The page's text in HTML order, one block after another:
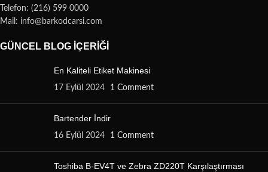
Telefon: (216) 599 0000
Mail: info@barkodcarsi.com
GÜNCEL BLOG İÇERIĞI
En Kaliteli Etiket Makinesi
17 Eylül 2024 1 Comment
Bartender İndir
16 Eylül 2024 1 Comment
Toshiba B-EV4T ve Zebra ZD220T Karşılaştırması